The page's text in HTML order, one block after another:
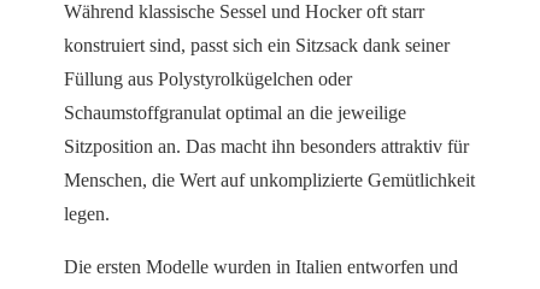
Während klassische Sessel und Hocker oft starr
konstruiert sind, passt sich ein Sitzsack dank seiner
Füllung aus Polystyrolkügelchen oder
Schaumstoffgranulat optimal an die jeweilige
Sitzposition an. Das macht ihn besonders attraktiv für
Menschen, die Wert auf unkomplizierte Gemütlichkeit
legen.
Die ersten Modelle wurden in Italien entworfen und